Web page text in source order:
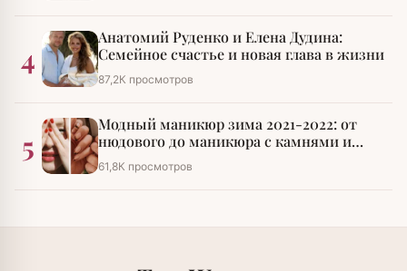
4
Анатомий Руденко и Елена Дудина:
Семейное счастье и новая глава в жизни
87,2К просмотров
5
Модный маникюр зима 2021-2022: от
нюдового до маникюра с камнями и
стразами
61,8К просмотров